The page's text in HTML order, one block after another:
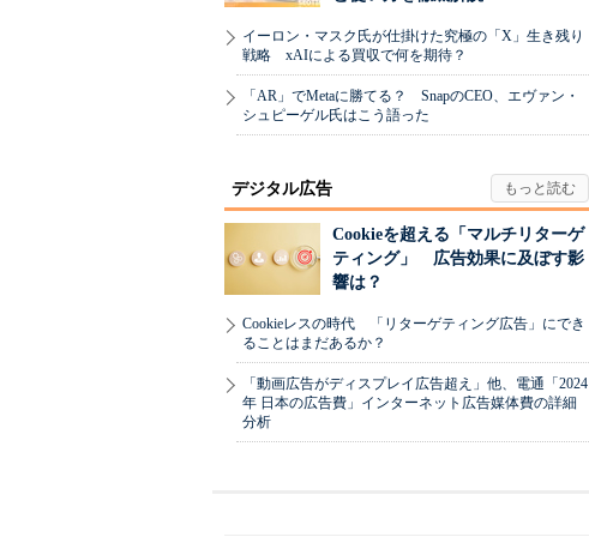
イーロン・マスク氏が仕掛けた究極の「X」生き残り
戦略 xAIによる買収で何を期待？
「AR」でMetaに勝てる？ SnapのCEO、エヴァン・
シュピーゲル氏はこう語った
デジタル広告
Cookieを超える「マルチリターゲ
ティング」 広告効果に及ぼす影
響は？
Cookieレスの時代 「リターゲティング広告」にでき
ることはまだあるか？
「動画広告がディスプレイ広告超え」他、電通「2024
年 日本の広告費」インターネット広告媒体費の詳細
分析